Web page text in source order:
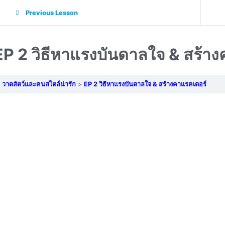
Previous Lesson
2 วิธีหาแรงบันดาลใจ & สร้า
วาดสัตว์และคนสไตล์น่ารัก EP 2 วิธีหาแรงบันดาลใจ & สร้างคาแรคเตอร์